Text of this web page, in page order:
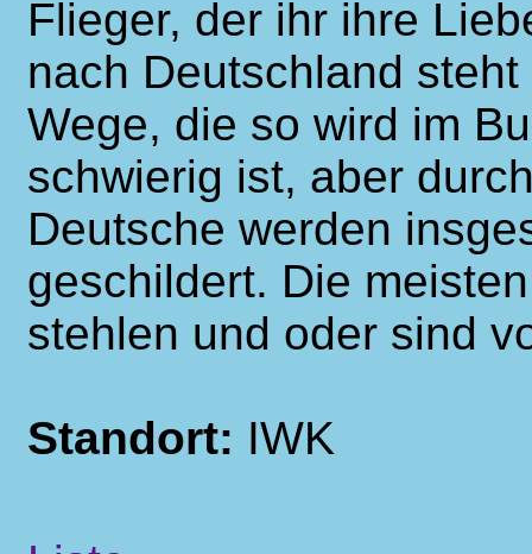
Flieger, der ihr ihre
nach Deutschland
Wege, die so wird im
schwierig ist, aber
Deutsche werden
geschildert. Die
stehlen und oder sind
Standort: IWK